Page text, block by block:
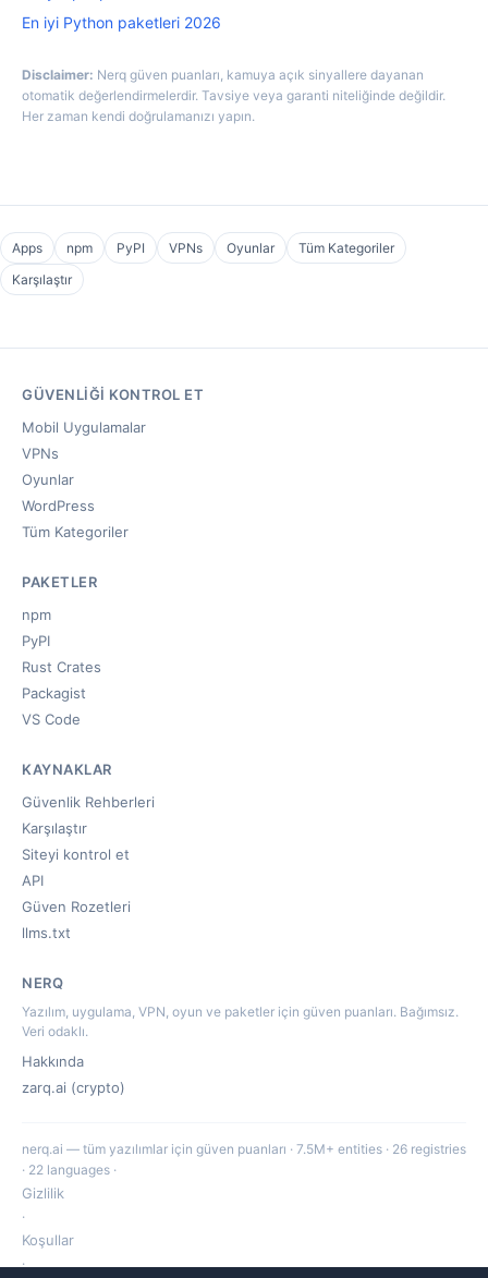
En iyi Python paketleri 2026
Disclaimer: Nerq güven puanları, kamuya açık sinyallere dayanan
otomatik değerlendirmelerdir. Tavsiye veya garanti niteliğinde değildir.
Her zaman kendi doğrulamanızı yapın.
Apps npm PyPI VPNs Oyunlar
Tüm Kategoriler
Karşılaştır
GÜVENLIĞI KONTROL ET
Mobil Uygulamalar
VPNs
Oyunlar
WordPress
Tüm Kategoriler
PAKETLER
npm
PyPI
Rust Crates
Packagist
VS Code
KAYNAKLAR
Güvenlik Rehberleri
Karşılaştır
Siteyi kontrol et
API
Güven Rozetleri
llms.txt
NERQ
Yazılım, uygulama, VPN, oyun ve paketler için güven puanları. Bağımsız.
Veri odaklı.
Hakkında
zarq.ai (crypto)
nerq.ai — tüm yazılımlar için güven puanları · 7.5M+ entities · 26 registries
· 22 languages ·
Gizlilik
·
Koşullar
·